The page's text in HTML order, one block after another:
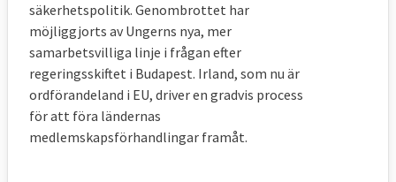
Rättsstatlighet
Nära besläktat med demokrati är
rättsstatlighet som är en uppsättning
principer för att hindra politiker att få allt
för stor makt över medborgarna , att
garantera likhet inför lagen och att lagar
säkerhetspolitik. Genombrottet har
möjliggjorts av Ungerns nya, mer
samarbetsvilliga linje i frågan efter
regeringsskiftet i Budapest. Irland, som nu är
ordförandeland i EU, driver en gradvis process
för att föra ländernas
medlemskapsförhandlingar framåt.